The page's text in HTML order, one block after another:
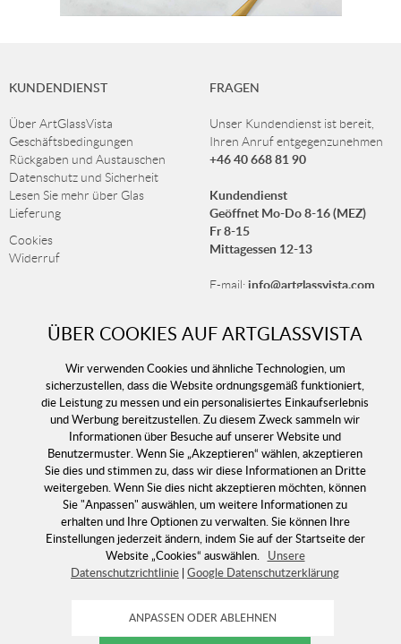
ÜBER COOKIES AUF ARTGLASSVISTA
Wir verwenden Cookies und ähnliche Technologien, um
sicherzustellen, dass die Website ordnungsgemäß funktioniert,
die Leistung zu messen und ein personalisiertes Einkaufserlebnis
und Werbung bereitzustellen. Zu diesem Zweck sammeln wir
Informationen über Besuche auf unserer Website und
Benutzermuster. Wenn Sie „Akzeptieren“ wählen, akzeptieren
Sie dies und stimmen zu, dass wir diese Informationen an Dritte
weitergeben. Wenn Sie dies nicht akzeptieren möchten, können
Sie "Anpassen" auswählen, um weitere Informationen zu
erhalten und Ihre Optionen zu verwalten. Sie können Ihre
Einstellungen jederzeit ändern, indem Sie auf der Startseite der
Website „Cookies“ auswählen. Unsere
Datenschutzrichtlinie | Google Datenschutzerklärung
KUNDENDIENST
Über ArtGlassVista
Geschäftsbedingungen
Rückgaben und Austauschen
Datenschutz und Sicherheit
Lesen Sie mehr über Glas
Lieferung
Cookies
Widerruf
FRAGEN
Unser Kundendienst ist bereit,
Ihren Anruf entgegenzunehmen
+46 40 668 81 90
Kundendienst
Geöffnet Mo-Do 8-16 (MEZ)
Fr 8-15
Mittagessen 12-13
E-mail:info@artglassvista.com
Melden Sie sich für unseren Newsletter an und erhalten
Sie immer unsere neuesten Angebote!